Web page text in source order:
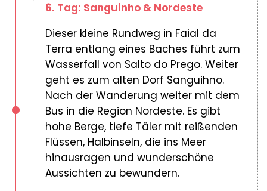
6. Tag: Sanguinho & Nordeste
Dieser kleine Rundweg in Faial da
Terra entlang eines Baches führt zum
Wasserfall von Salto do Prego. Weiter
geht es zum alten Dorf Sanguihno.
Nach der Wanderung weiter mit dem
Bus in die Region Nordeste. Es gibt
hohe Berge, tiefe Täler mit reißenden
Flüssen, Halbinseln, die ins Meer
hinausragen und wunderschöne
Aussichten zu bewundern.